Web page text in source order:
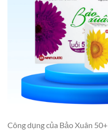
Công dụng của Bảo Xuân 50+